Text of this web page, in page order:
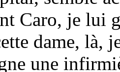
Caro, je lui
dame, là,
une